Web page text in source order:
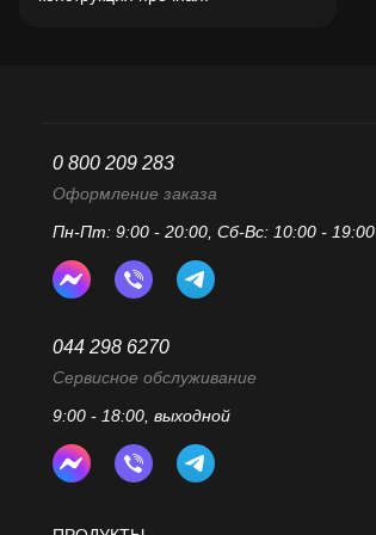
0 800 209 283
Оформление заказа
Пн-Пт: 9:00 - 20:00, Сб-Вс: 10:00 - 19:00
044 298 6270
Сервисное обслуживание
9:00 - 18:00, выходной